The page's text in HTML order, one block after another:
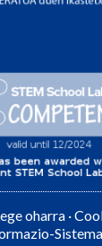
oharra ·
Sistema